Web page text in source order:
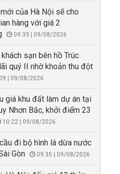
của Hà Nội sẽ cho
hàng với giá 2
09:33 | 09/08/2026
sạn bên hồ Trúc
quý II nhờ khoản thu đột
| 09/08/2026
giá khu đất làm dự án tại
Nhơn Bắc, khởi điểm 23
10:22 | 09/08/2026
đi bộ hình lá dừa nước
Gòn
09:35 | 09/08/2026